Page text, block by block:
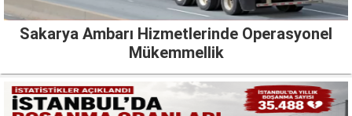
Sakarya Ambarı Hizmetlerinde Operasyonel
Mükemmellik